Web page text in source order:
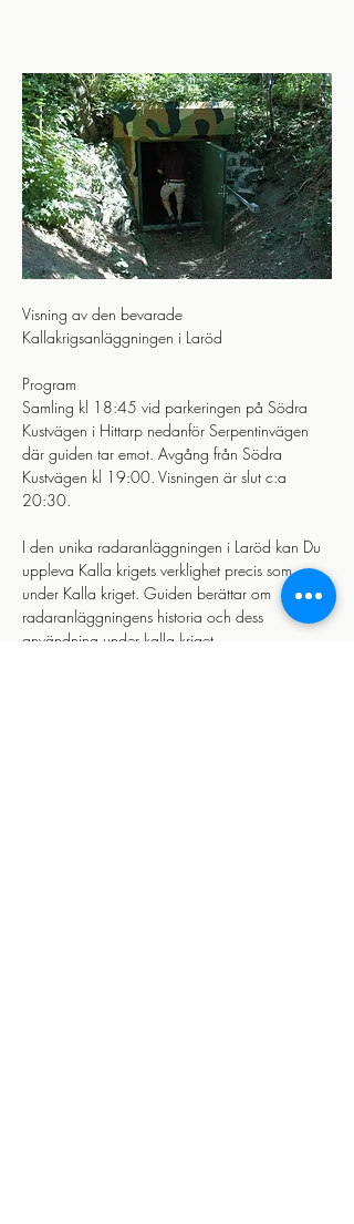
Visning av den bevarade
Kallakrigsanläggningen i Laröd
Program
Samling kl 18:45 vid parkeringen på Södra
Kustvägen i Hittarp nedanför Serpentinvägen
där guiden tar emot. Avgång från Södra
Kustvägen kl 19:00. Visningen är slut c:a
20:30.
I den unika radaranläggningen i Laröd kan Du
uppleva Kalla krigets verklighet precis som
under Kalla kriget. Guiden berättar om
radaranläggningens historia och dess
användning under kalla kriget.